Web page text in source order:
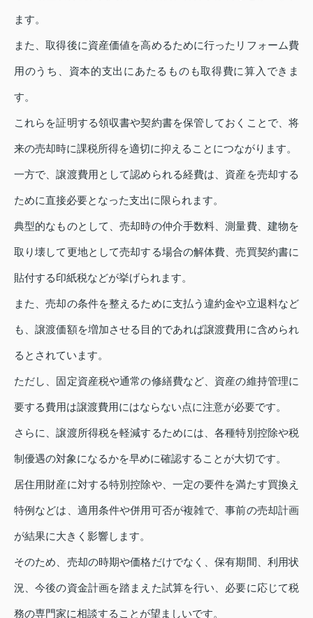
ます。
また、取得後に資産価値を高めるために行ったリフォーム費
用のうち、資本的支出にあたるものも取得費に算入できま
す。
これらを証明する領収書や契約書を保管しておくことで、将
来の売却時に課税所得を適切に抑えることにつながります。
一方で、譲渡費用として認められる経費は、資産を売却する
ために直接必要となった支出に限られます。
典型的なものとして、売却時の仲介手数料、測量費、建物を
取り壊して更地として売却する場合の解体費、売買契約書に
貼付する印紙税などが挙げられます。
また、売却の条件を整えるために支払う違約金や立退料など
も、譲渡価額を増加させる目的であれば譲渡費用に含められ
るとされています。
ただし、固定資産税や通常の修繕費など、資産の維持管理に
要する費用は譲渡費用にはならない点に注意が必要です。
さらに、譲渡所得税を軽減するためには、各種特別控除や税
制優遇の対象になるかを早めに確認することが大切です。
居住用財産に対する特別控除や、一定の要件を満たす買換え
特例などは、適用条件や併用可否が複雑で、事前の売却計画
が結果に大きく影響します。
そのため、売却の時期や価格だけでなく、保有期間、利用状
況、今後の資金計画を踏まえた試算を行い、必要に応じて税
務の専門家に相談することが望ましいです。